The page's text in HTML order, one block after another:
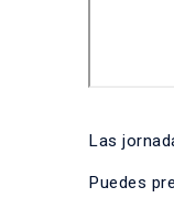
Las
Puedes